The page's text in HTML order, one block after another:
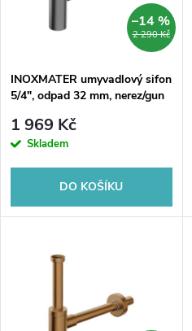
p
r
o
d
s
p
r
2 290 Kč
–14 %
INOXMATER umyvadlový sifon
5/4", odpad 32 mm, nerez/gun
1 969 Kč
Skladem
DO KOŠÍKU